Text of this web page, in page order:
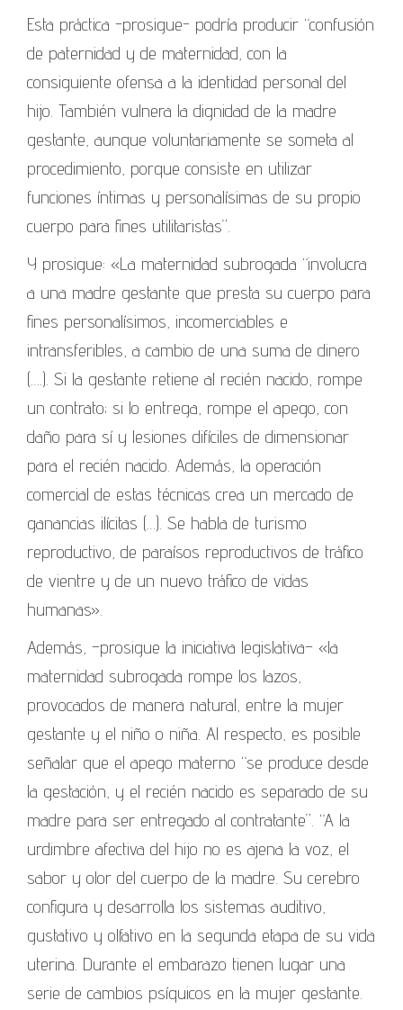
Esta práctica -prosigue- podría producir “confusión
de paternidad y de maternidad, con la
consiguiente ofensa a la identidad personal del
hijo. También vulnera la dignidad de la madre
gestante, aunque voluntariamente se someta al
procedimiento, porque consiste en utilizar
funciones íntimas y personalísimas de su propio
cuerpo para fines utilitaristas”.
Y prosigue: «La maternidad subrogada “involucra
a una madre gestante que presta su cuerpo para
fines personalísimos, incomerciables e
intransferibles, a cambio de una suma de dinero
(….). Si la gestante retiene al recién nacido, rompe
un contrato; si lo entrega, rompe el apego, con
daño para sí y lesiones difíciles de dimensionar
para el recién nacido. Además, la operación
comercial de estas técnicas crea un mercado de
ganancias ilícitas (…). Se habla de turismo
reproductivo, de paraísos reproductivos de tráfico
de vientre y de un nuevo tráfico de vidas
humanas».
Además, –prosigue la iniciativa legislativa– «la
maternidad subrogada rompe los lazos,
provocados de manera natural, entre la mujer
gestante y el niño o niña. Al respecto, es posible
señalar que el apego materno “se produce desde
la gestación, y el recién nacido es separado de su
madre para ser entregado al contratante”. “A la
urdimbre afectiva del hijo no es ajena la voz, el
sabor y olor del cuerpo de la madre. Su cerebro
configura y desarrolla los sistemas auditivo,
gustativo y olfativo en la segunda etapa de su vida
uterina. Durante el embarazo tienen lugar una
serie de cambios psíquicos en la mujer gestante.